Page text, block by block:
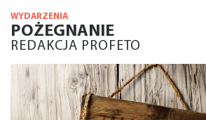
WYDARZENIA
POŻEGNANIE
REDAKCJA PROFETO